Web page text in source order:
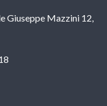
Giuseppe Mazzini 12,